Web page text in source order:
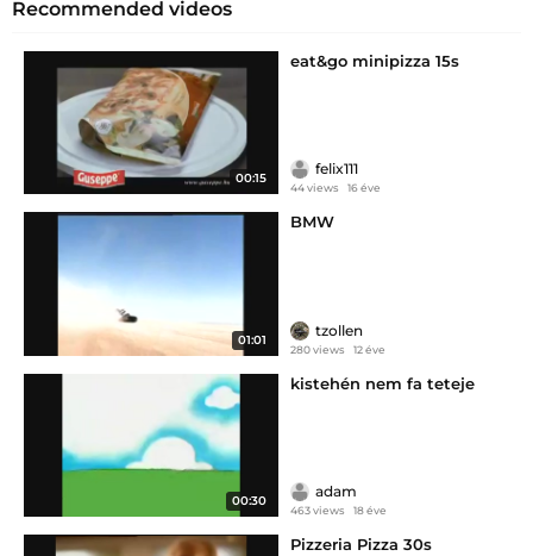
Recommended videos
00:15
eat&go minipizza 15s
felix111
44 views 16 éve
01:01
BMW
tzollen
280 views 12 éve
00:30
kistehén nem fa teteje
adam
463 views 18 éve
Pizzeria Pizza 30s